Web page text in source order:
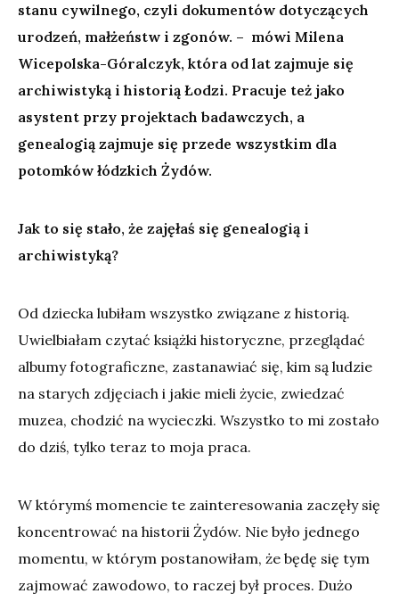
stanu cywilnego, czyli dokumentów dotyczących
urodzeń, małżeństw i zgonów. – mówi Milena
Wicepolska-Góralczyk, która od lat zajmuje się
archiwistyką i historią Łodzi. Pracuje też jako
asystent przy projektach badawczych, a
genealogią zajmuje się przede wszystkim dla
potomków łódzkich Żydów.
Jak to się stało, że zajęłaś się genealogią i
archiwistyką?
Od dziecka lubiłam wszystko związane z historią.
Uwielbiałam czytać książki historyczne, przeglądać
albumy fotograficzne, zastanawiać się, kim są ludzie
na starych zdjęciach i jakie mieli życie, zwiedzać
muzea, chodzić na wycieczki. Wszystko to mi zostało
do dziś, tylko teraz to moja praca.
W którymś momencie te zainteresowania zaczęły się
koncentrować na historii Żydów. Nie było jednego
momentu, w którym postanowiłam, że będę się tym
zajmować zawodowo, to raczej był proces. Dużo